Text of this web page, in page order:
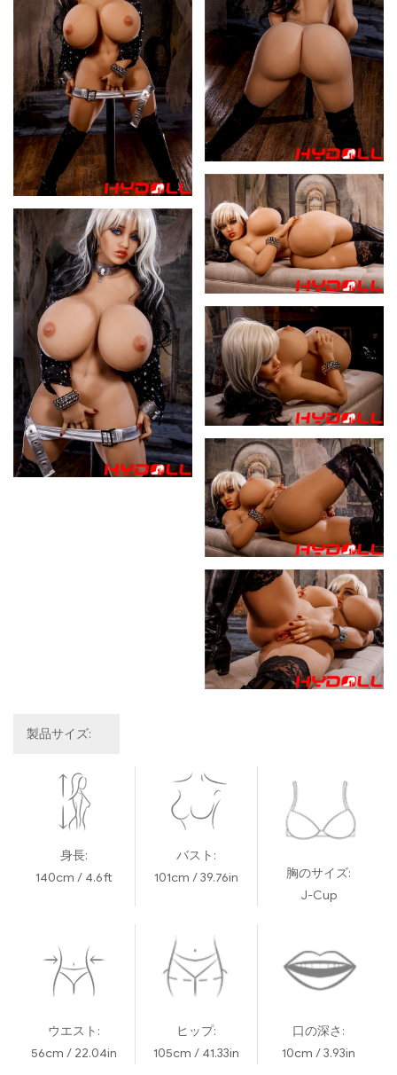
製品サイズ:
身長:
140cm / 4.6ft
バスト:
101cm / 39.76in
胸のサイズ:
J-Cup
ウエスト:
56cm / 22.04in
ヒップ:
105cm / 41.33in
口の深さ:
10cm / 3.93in